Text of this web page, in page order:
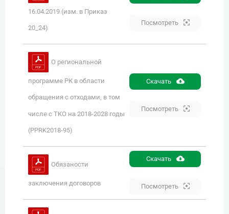
16.04.2019 (изм. в Приказ
20_24)
Посмотреть
О региональной
программе РК в области
обращения с отходами, в том
числе с ТКО на 2018-2028 годы
(PPRK2018-95)
Скачать
Посмотреть
Обязаности
заключения договоров
Скачать
Посмотреть